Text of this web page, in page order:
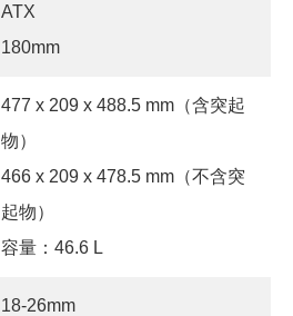
ATX
180mm
477 x 209 x 488.5 mm（含突起
物）
466 x 209 x 478.5 mm（不含突
起物）
容量：46.6 L
18-26mm